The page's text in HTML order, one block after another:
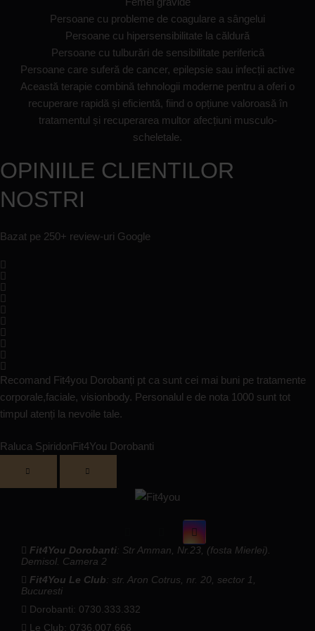
Persoane cu probleme de coagulare a sângelui
Persoane cu hipersensibilitate la căldură
Persoane cu tulburări de sensibilitate periferică
Persoane care suferă de cancer, epilepsie sau infecții active
Această terapie combină tehnologii moderne pentru a oferi o
recuperare rapidă și eficientă, fiind o opțiune valoroasă în
tratamentul și recuperarea multor afecțiuni musculo-
scheletale.
OPINIILE CLIENTILOR
NOSTRI
Bazat pe 250+ review-uri Google
Recomand Fit4you Dorobanți pt ca sunt cei mai buni pe tratamente
corporale,faciale, visionbody. Personalul e de nota 1000 sunt tot
timpul atenți la nevoile tale.
Raluca SpiridonFit4You Dorobanti
Fit4You Dorobanti: Str Amman, Nr.23, (fosta Mierlei).
Demisol. Camera 2
Fit4You Le Club: str. Aron Cotrus, nr. 20, sector 1,
Bucuresti
Dorobanti: 0730.333.332
Le Club: 0736.007.666